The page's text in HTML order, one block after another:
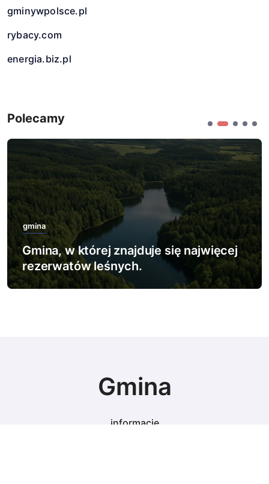
gminywpolsce.pl
rybacy.com
energia.biz.pl
Polecamy
gmina
Gmina, w której znajduje się najwięcej
rezerwatów leśnych.
Gmina
informacje